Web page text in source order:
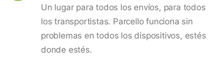
Un lugar para todos los envíos, para todos
los transportistas. Parcello funciona sin
problemas en todos los dispositivos, estés
donde estés.